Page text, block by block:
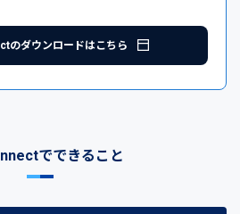
のダウンロードはこちら
でできること